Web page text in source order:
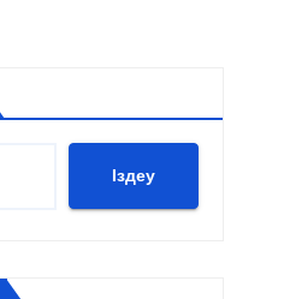
Іздеу